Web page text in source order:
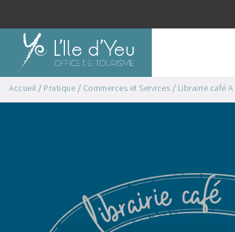
Accueil / Pratique / Commerces et Services / Librairie café A